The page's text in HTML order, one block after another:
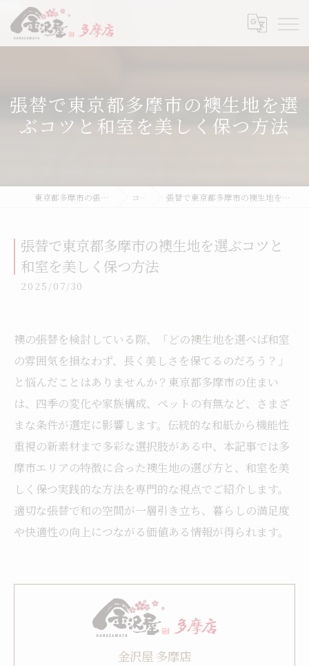
張替で東京都多摩市の襖生地を選
ぶコツと和室を美しく保つ方法
東京都多摩市の張替なら金沢屋 多摩店 コラム 張替で東京都多摩市の襖生地を選ぶコツと和室を美しく保つ方法
張替で東京都多摩市の襖生地を選ぶコツと
和室を美しく保つ方法
2025/07/30
襖の張替を検討している際、「どの襖生地を選べば和室
の雰囲気を損なわず、長く美しさを保てるのだろう？」
と悩んだことはありませんか？東京都多摩市の住まい
は、四季の変化や家族構成、ペットの有無など、さまざ
まな条件が選定に影響します。伝統的な和紙から機能性
重視の新素材まで多彩な選択肢がある中、本記事では多
摩市エリアの特徴に合った襖生地の選び方と、和室を美
しく保つ実践的な方法を専門的な視点でご紹介します。
適切な張替で和の空間が一層引き立ち、暮らしの満足度
や快適性の向上につながる価値ある情報が得られます。
金沢屋 多摩店